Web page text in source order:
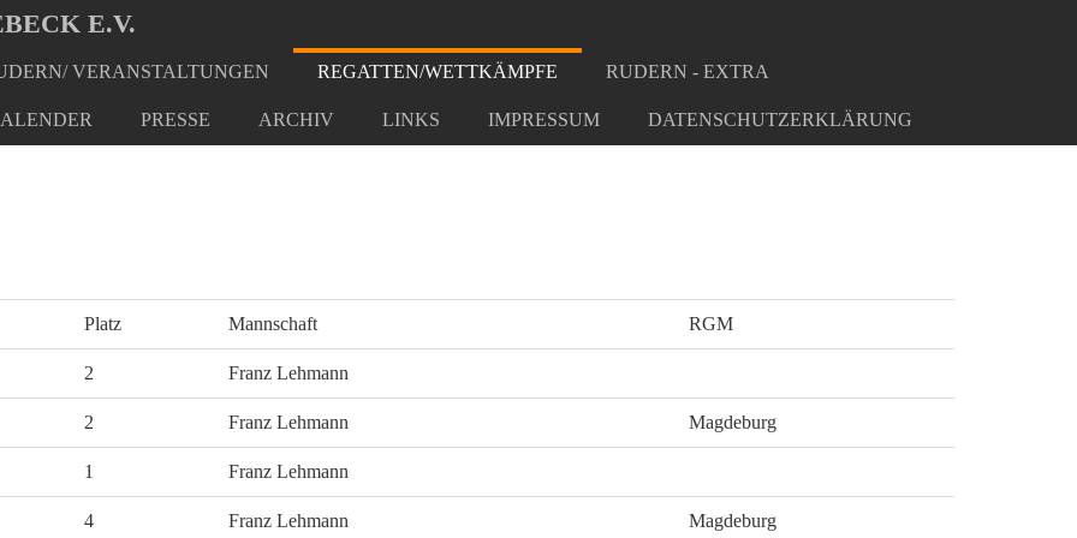
E.V.
VERANSTALTUNGEN REGATTEN/WETTKÄMPFE RUDERN - EXTRA
PRESSE ARCHIV LINKS IMPRESSUM DATENSCHUTZERKLÄRUNG
Platz Mannschaft RGM
2 Franz Lehmann
2 Franz Lehmann Magdeburg
1 Franz Lehmann
4 Franz Lehmann Magdeburg